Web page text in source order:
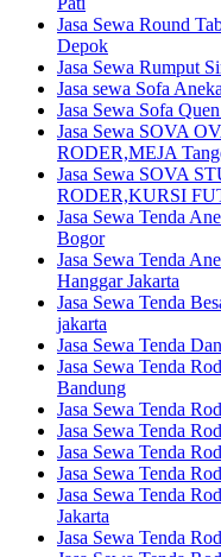
Jasa Sewa Round
Depok
Jasa Sewa Rumput
Jasa sewa Sofa
Jasa Sewa Sofa
Jasa Sewa SOVA
RODER,MEJA
Jasa Sewa SOVA
RODER,KURSI
Jasa Sewa Tenda
Bogor
Jasa Sewa Tenda
Hanggar Jakarta
Jasa Sewa Tenda
jakarta
Jasa Sewa Tenda
Jasa Sewa Tenda
Bandung
Jasa Sewa Tenda
Jasa Sewa Tenda
Jasa Sewa Tenda
Jasa Sewa Tenda
Jasa Sewa Tenda
Jakarta
Jasa Sewa Tenda